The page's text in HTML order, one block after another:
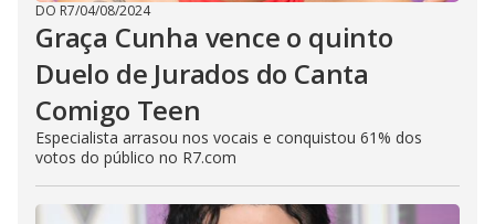
DO R7/04/08/2024
Graça Cunha vence o quinto
Duelo de Jurados do Canta
Comigo Teen
Especialista arrasou nos vocais e conquistou 61% dos
votos do público no R7.com